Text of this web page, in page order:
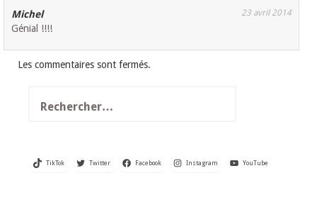
Michel 23 avril 2014
Génial !!!!
Les commentaires sont fermés.
TikTok Twitter Facebook Instagram YouTube